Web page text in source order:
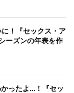
！『セックス・ア
ーズンの年表を作
ったよ…！『セッ